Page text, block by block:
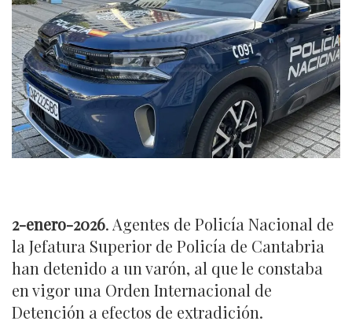
2-enero-2026. Agentes de Policía Nacional de
la Jefatura Superior de Policía de Cantabria
han detenido a un varón, al que le constaba
en vigor una Orden Internacional de
Detención a efectos de extradición.